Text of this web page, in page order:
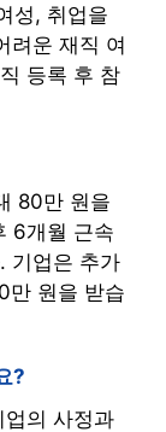
성, 취업을
려운 재직 여
등록 후 참
80만 원을
6개월 근속
기업은 추가
만 원을 받습
?
의 사정과